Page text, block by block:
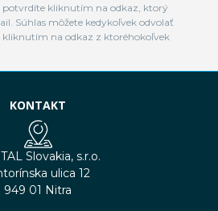
potvrdíte kliknutím na odkaz, ktorý
Súhlas môžete kedykoľvek odvolať
kliknutím na odkaz z ktoréhokoľvek
KONTAKT
Slovakia, s.r.o.
ulica 12
949 01 Nitra